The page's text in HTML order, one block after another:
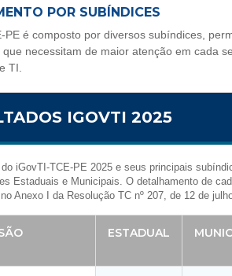
POR SUBÍNDICES
PE é composto por diversos subíndices,
necessitam de maior atenção em cada
TI.
IGOVTI 2025
do iGovTI-TCE-PE 2025 e seus principais
Estaduais e Municipais. O detalhamento de
Anexo I da Resolução TC nº 207, de 12 de
ESTADUAL